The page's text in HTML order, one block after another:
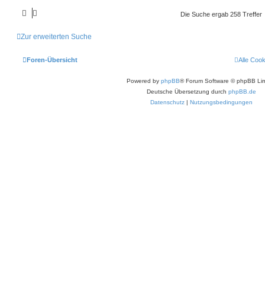
Die Suche ergab 258 Treffer
Zur erweiterten Suche
Foren-Übersicht Alle
Powered by phpBB® Forum Software © phpBB
Deutsche Übersetzung durch phpBB.de
Datenschutz | Nutzungsbedingungen